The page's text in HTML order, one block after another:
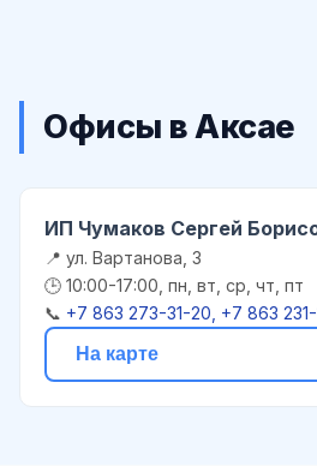
Офисы в Аксае
ИП Чумаков Сергей
📍 ул. Вартанова, 3
🕒 10:00-17:00, пн, вт, ср, чт, пт
📞 +7 863 273-31-20, +7 863
На карте